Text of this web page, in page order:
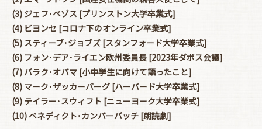
(3) ジェフ･ベゾス [プリンストン大学卒業式]
(4) ビヨンセ [コロナ下のオンライン卒業式]
(5) スティーブ･ジョブズ [スタンフォード大学卒業式]
(6) フォン･デア･ライエン欧州委員長 [2023年ダボス会議]
(7) バラク･オバマ [小中学生に向けて語ったこと]
(8) マーク･ザッカーバーグ [ハーバード大学卒業式]
(9) テイラー･スウィフト [ニューヨーク大学卒業式]
(10) ベネディクト･カンバーバッチ [朗読劇]